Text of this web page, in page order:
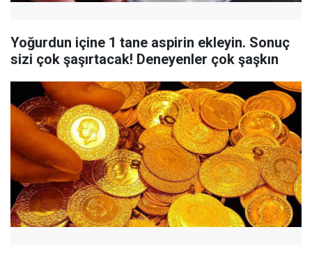
Yoğurdun içine 1 tane aspirin ekleyin. Sonuç
sizi çok şaşırtacak! Deneyenler çok şaşkın